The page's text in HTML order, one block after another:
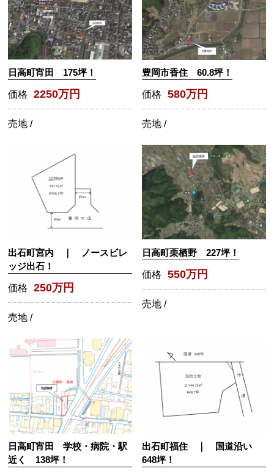
日高町宵田 175坪！
価格 2250万円
売地 /
豊岡市香住 60.8坪！
価格 580万円
売地 /
出石町宮内 ｜ ノースビレ
ッジ出石！
価格 250万円
売地 /
日高町栗栖野 227坪！
価格 550万円
売地 /
日高町宵田 学校・病院・駅
近く 138坪！
出石町福住 ｜ 国道沿い
648坪！